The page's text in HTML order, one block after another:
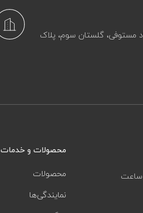
مستوفی، گلستان سوم، پلاک
ساعت
محصولات و خدمات
محصولات
نمایندگی‌ها